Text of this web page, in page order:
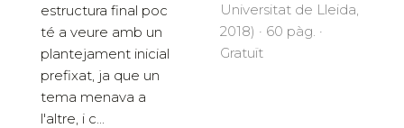
estructura final poc
té a veure amb un
plantejament inicial
prefixat, ja que un
tema menava a
l'altre, i c...
Universitat de Lleida,
2018) · 60 pàg. ·
Gratuït